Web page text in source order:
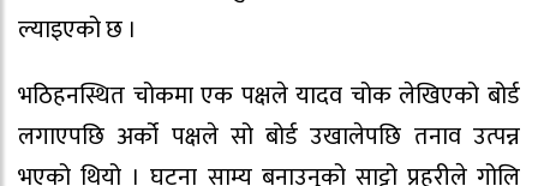
ल्याइएको छ ।
भठिहनस्थित चोकमा एक पक्षले यादव चोक लेखिएको बोर्ड
लगाएपछि अर्को पक्षले सो बोर्ड उखालेपछि तनाव उत्पन्न
भएको थियो । घटना साम्य बनाउनुको साट्टो प्रहरीले गोलि